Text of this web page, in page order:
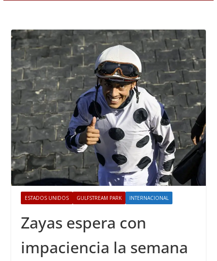
ESTADOS UNIDOS GULFSTREAM PARK INTERNACIONAL
Zayas espera con
impaciencia la semana